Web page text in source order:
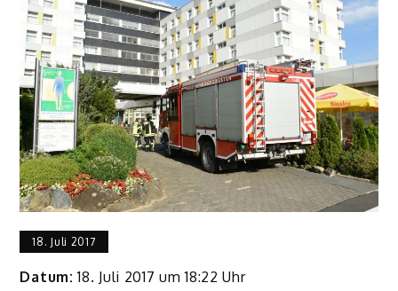
18. Juli 2017
Datum: 18. Juli 2017 um 18:22 Uhr